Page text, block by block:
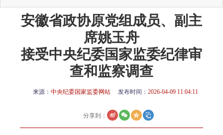
安徽省政协原党组成员、副主
席姚玉舟
接受中央纪委国家监委纪律审
查和监察调查
来源： 中央纪委国家监委网站 发布时间： 2026-04-09 11:04:11
分享到：